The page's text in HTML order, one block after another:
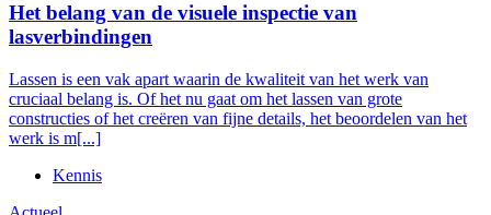
Het belang van de visuele inspectie van
lasverbindingen
Lassen is een vak apart waarin de kwaliteit van het werk van
cruciaal belang is. Of het nu gaat om het lassen van grote
constructies of het creëren van fijne details, het beoordelen van het
werk is m[...]
Kennis